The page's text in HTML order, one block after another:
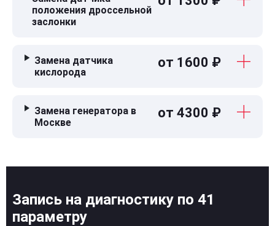
положения дроссельной
заслонки
Замена датчика
кислорода
от 1600 ₽
Замена генератора в
Москве
от 4300 ₽
Запись на диагностику по 41
параметру